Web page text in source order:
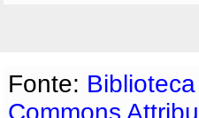
Fonte:
Commons